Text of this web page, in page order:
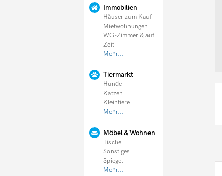
Immobilien
Häuser zum Kauf
Mietwohnungen
WG-Zimmer & auf
Zeit
Mehr...
Tiermarkt
Hunde
Katzen
Kleintiere
Mehr...
Möbel & Wohnen
Tische
Sonstiges
Spiegel
Mehr...
Süße Kätzchen (3 Monaten)
150,00 €